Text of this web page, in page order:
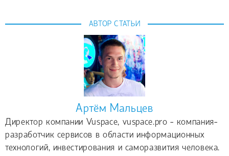
АВТОР СТАТЬИ
Артём Мальцев
Директор компании Vuspace, vuspace.pro - компания-
разработчик сервисов в области информационных
технологий, инвестирования и саморазвития человека.